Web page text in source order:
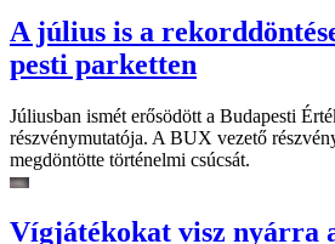
A július is a
pesti parketten
Júliusban ismét erősödött a Budapesti
részvénymutatója. A BUX vezető
megdöntötte történelmi csúcsát.
Vígjátékokat visz nyárra